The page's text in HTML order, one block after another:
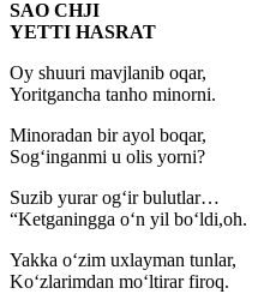
SAO CHJI
YETTI HASRAT
Oy shuuri mavjlanib oqar,
Yoritgancha tanho minorni.
Minoradan bir ayol boqar,
Sog‘inganmi u olis yorni?
Suzib yurar og‘ir bulutlar…
“Ketganingga o‘n yil bo‘ldi,oh.
Yakka o‘zim uxlayman tunlar,
Ko‘zlarimdan mo‘ltirar firoq.